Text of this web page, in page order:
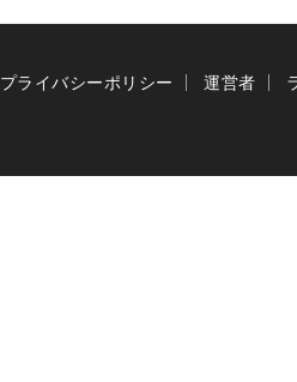
プライバシーポリシー 運営者